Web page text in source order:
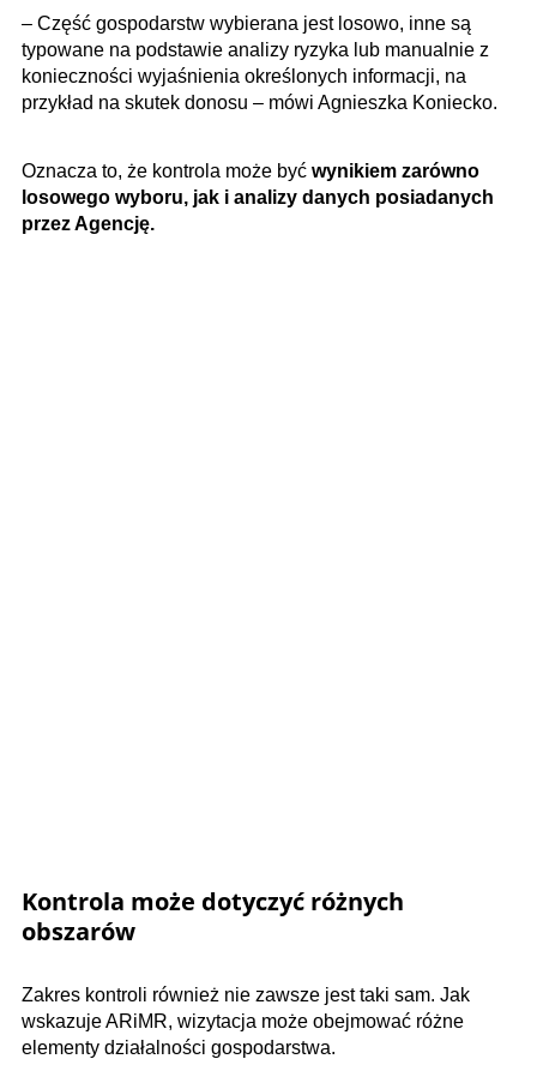
– Część gospodarstw wybierana jest losowo, inne są
typowane na podstawie analizy ryzyka lub manualnie z
konieczności wyjaśnienia określonych informacji, na
przykład na skutek donosu – mówi Agnieszka Koniecko.
Oznacza to, że kontrola może być wynikiem zarówno
losowego wyboru, jak i analizy danych posiadanych
przez Agencję.
Kontrola może dotyczyć różnych
obszarów
Zakres kontroli również nie zawsze jest taki sam. Jak
wskazuje ARiMR, wizytacja może obejmować różne
elementy działalności gospodarstwa.